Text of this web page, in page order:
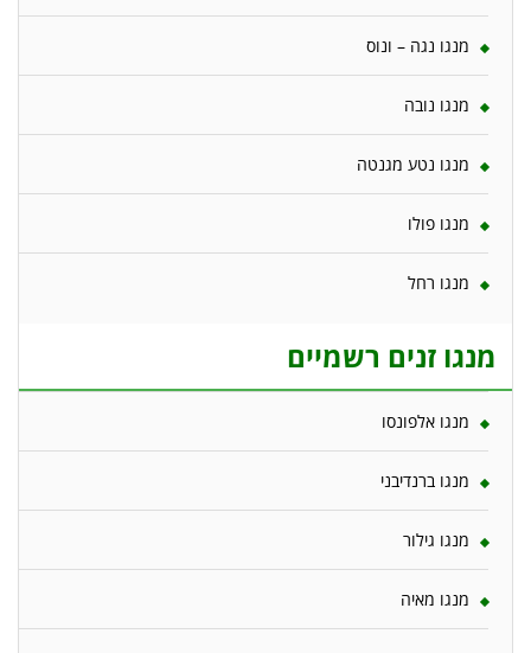
מנגו נגה – ונוס
מנגו נובה
מנגו נטע מגנטה
מנגו פולו
מנגו רחל
מנגו זנים רשמיים
מנגו אלפונסו
מנגו ברנדיבני
מנגו גילור
מנגו מאיה